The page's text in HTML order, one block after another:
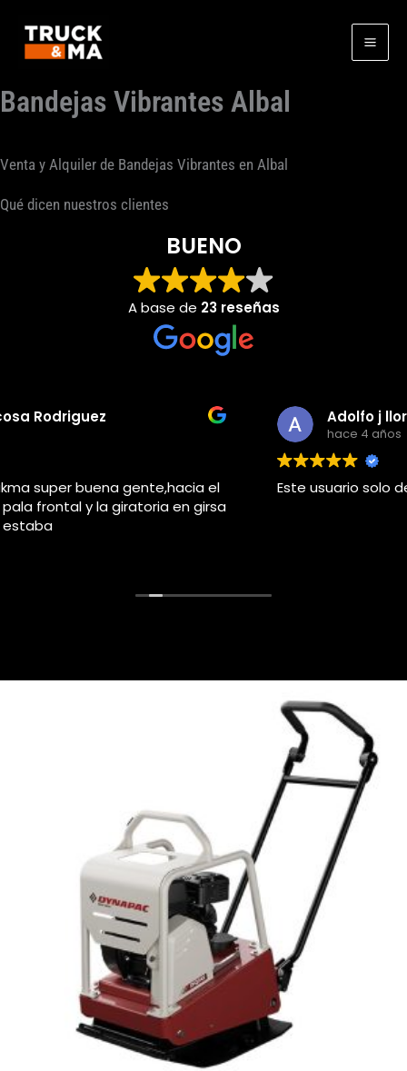
contenido
Bandejas Vibrantes Albal
Venta y Alquiler de Bandejas Vibrantes en Albal
Qué dicen nuestros clientes
BUENO
A base de 23 reseñas
Adolfo j llorems pastor
Este usuario solo dejó una calificación.